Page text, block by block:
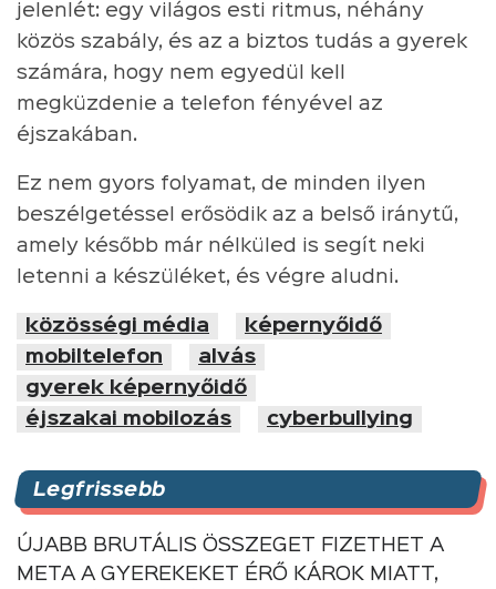
jelenlét: egy világos esti ritmus, néhány
közös szabály, és az a biztos tudás a gyerek
számára, hogy nem egyedül kell
megküzdenie a telefon fényével az
éjszakában.
Ez nem gyors folyamat, de minden ilyen
beszélgetéssel erősödik az a belső iránytű,
amely később már nélküled is segít neki
letenni a készüléket, és végre aludni.
közösségi média
képernyőidő
mobiltelefon
alvás
gyerek képernyőidő
éjszakai mobilozás
cyberbullying
Legfrissebb
ÚJABB BRUTÁLIS ÖSSZEGET FIZETHET A
META A GYEREKEKET ÉRŐ KÁROK MIATT,